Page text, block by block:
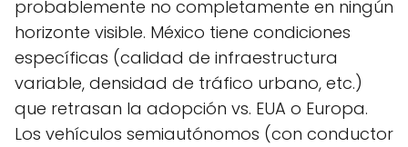
probablemente no completamente en ningún
horizonte visible. México tiene condiciones
específicas (calidad de infraestructura
variable, densidad de tráfico urbano, etc.)
que retrasan la adopción vs. EUA o Europa.
Los vehículos semiautónomos (con conductor